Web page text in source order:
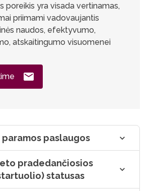
poreikis yra visada vertinamas,
priimami vadovaujantis
naudos, efektyvumo,
atskaitingumo visuomenei
paslaugos
pradedančiosios
statusas